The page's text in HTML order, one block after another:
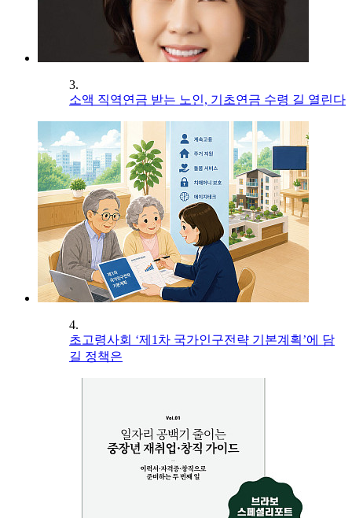
3.
소액 직역연금 받는 노인, 기초연금 수령 길 열린다
4.
초고령사회 ‘제1차 국가인구전략 기본계획’에 담
길 정책은